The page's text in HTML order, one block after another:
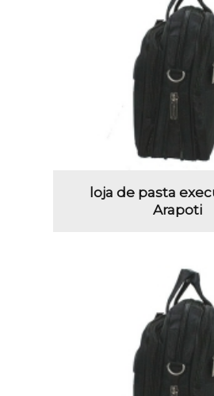
loja de pasta
Arapoti